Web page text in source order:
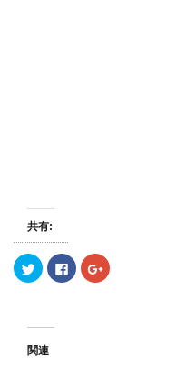
共有:
ク
リ
T
i
F
a
ク
リ
関連